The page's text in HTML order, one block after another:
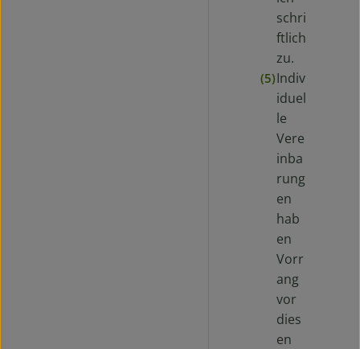
schri
ftlich
zu.
(5)Indiv
iduel
le
Vere
inba
rung
en
hab
en
Vorr
ang
vor
dies
en